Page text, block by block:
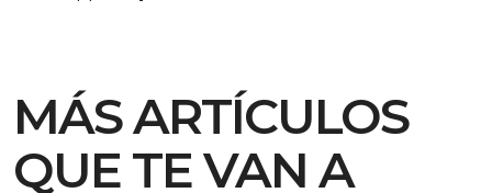
MÁS ARTÍCULOS
QUE TE VAN A